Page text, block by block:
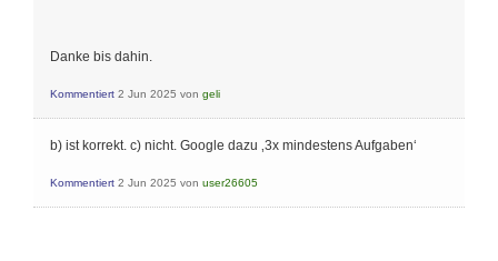
Danke bis dahin.
Kommentiert 2 Jun 2025 von geli
b) ist korrekt. c) nicht. Google dazu ‚3x mindestens Aufgaben‘
Kommentiert 2 Jun 2025 von user26605